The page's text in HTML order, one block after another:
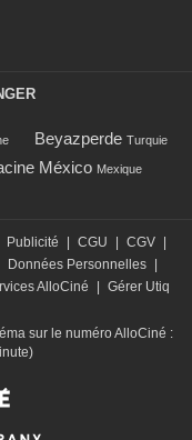
Beyazperde Turquie
México Mexique
Publicité | CGU | CGV |
Données Personnelles |
AlloCiné | Gérer Utiq
sur le numéro AlloCiné :